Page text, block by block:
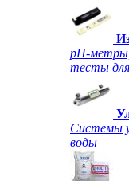
рН-метры,
тесты
Системы
воды